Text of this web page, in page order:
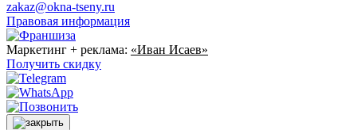
zakaz@okna-tseny.ru
Правовая информация
Маркетинг + реклама: «Иван Исаев»
Получить скидку